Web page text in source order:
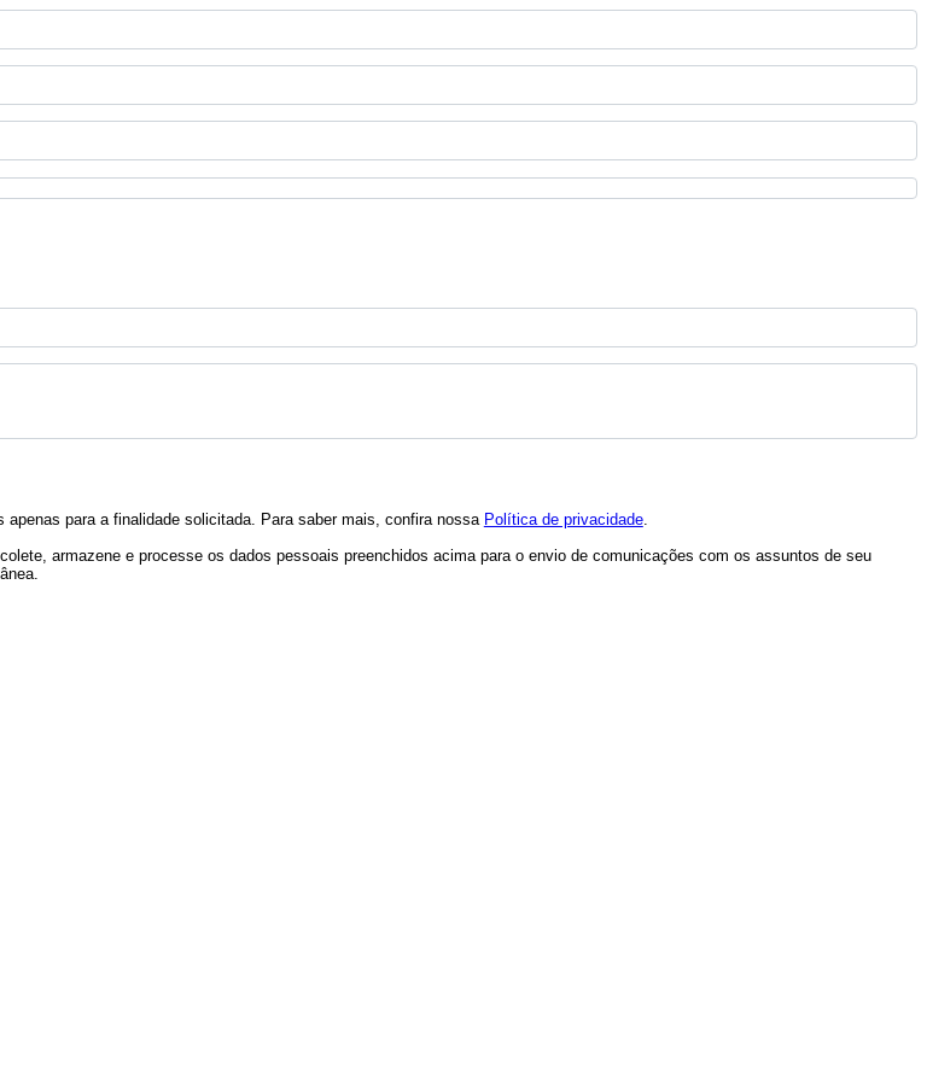
para a finalidade solicitada. Para saber mais, confira nossa Política de privacidade.
armazene e processe os dados pessoais preenchidos acima para o envio de comunicações com os assuntos de seu